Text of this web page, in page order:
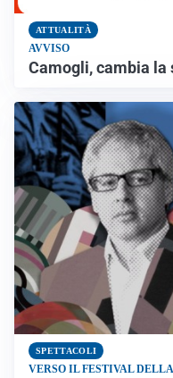
ATTUALITÀ
AVVISO
Camogli, cambia
SPETTACOLI
VERSO IL FESTIVAL